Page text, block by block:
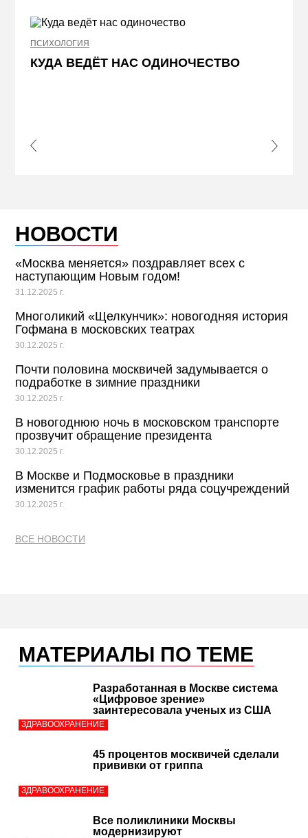
ПСИХОЛОГИЯ
КУДА ВЕДЁТ НАС ОДИНОЧЕСТВО
Slide
Next
НОВОСТИ
«Москва меняется» поздравляет всех с
наступающим Новым годом!
31.12.2025 г.
Многоликий «Щелкунчик»: новогодняя история
Гофмана в московских театрах
30.12.2025 г.
Почти половина москвичей задумывается о
подработке в зимние праздники
30.12.2025 г.
В новогоднюю ночь в московском транспорте
прозвучит обращение президента
30.12.2025 г.
В Москве и Подмосковье в праздники
изменится график работы ряда соцучреждений
30.12.2025 г.
ВСЕ НОВОСТИ
МАТЕРИАЛЫ ПО ТЕМЕ
ЗДРАВООХРАНЕНИЕ
Разработанная в Москве система
«Цифровое зрение»
заинтересовала ученых из США
ЗДРАВООХРАНЕНИЕ
45 процентов москвичей сделали
прививки от гриппа
Все поликлиники Москвы
модернизируют